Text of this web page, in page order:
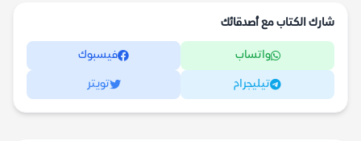
شارك الكتاب مع أصدقائك
واتساب فيسبوك
تيليجرام تويتر